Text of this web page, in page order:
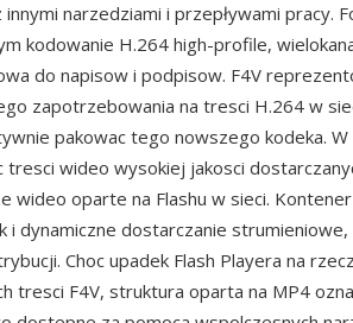
narzedziami i przepływami pracy.
kodowanie H.264 high-profile,
do napisow i podpisow. F4V
zapotrzebowania na tresci H.264 w
pakowac tego nowszego kodeka.
tresci wideo wysokiej jakosci
wideo oparte na Flashu w sieci.
dynamiczne dostarczanie
Choc upadek Flash Playera na
tresci F4V, struktura oparta na MP4